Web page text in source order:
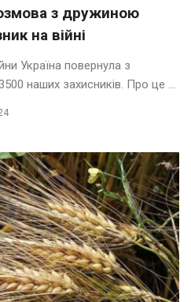
з дружиною
на війні
Україна повернула з
наших захисників. Про це ...